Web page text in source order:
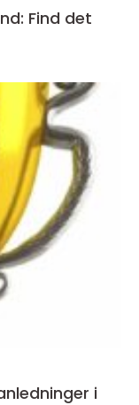
Find det
i